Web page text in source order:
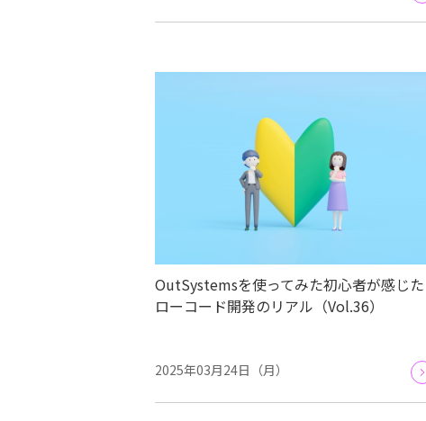
OutSystemsを使ってみた初心者が感じた
ローコード開発のリアル（Vol.36）
2025年03月24日（月）